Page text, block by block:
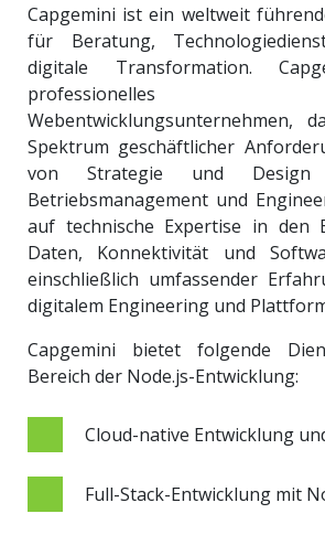
Capgemini ist ein weltweit
für Beratung,
digitale Transformation.
professionelles
Webentwicklungsunternehmen,
Spektrum geschäftlicher
von Strategie und
Betriebsmanagement und
auf technische Expertise in den
Daten, Konnektivität und
einschließlich umfassender
digitalem Engineering und
Capgemini bietet folgende
Bereich der Node.js-Entwicklung:
Cloud-native Entwicklung
Full-Stack-Entwicklung mit